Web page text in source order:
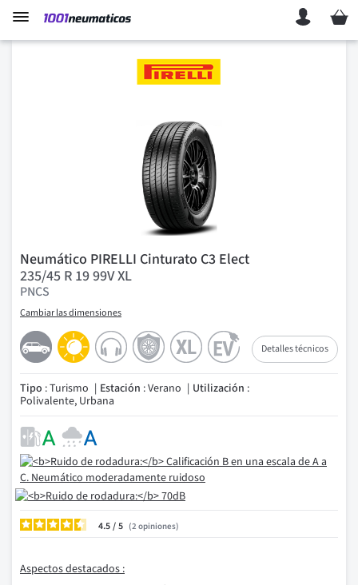
Mi
Neumático PIRELLI Cinturato C3 Elect
235/45 R 19 99V XL
PNCS
Cambiar las dimensiones
Detalles técnicos
Tipo : Turismo Estación : Verano Utilización :
Polivalente, Urbana
4.5/ 2 opiniones
Aspectos destacados :